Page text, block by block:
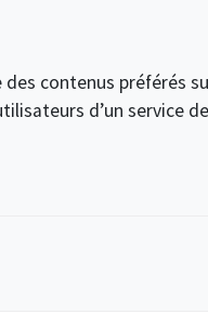
contenus préférés
d’un service